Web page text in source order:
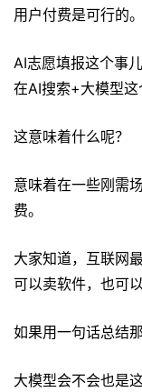
用户付费是可行的。
AI志愿填报这个事
在AI搜索+大模型
这意味着什么呢？
意味着在一些刚需
费。
大家知道，互联网
可以卖软件，也可
如果用一句话总结
大模型会不会也是这